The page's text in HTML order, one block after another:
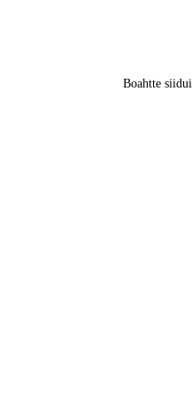
Boahtte siidui